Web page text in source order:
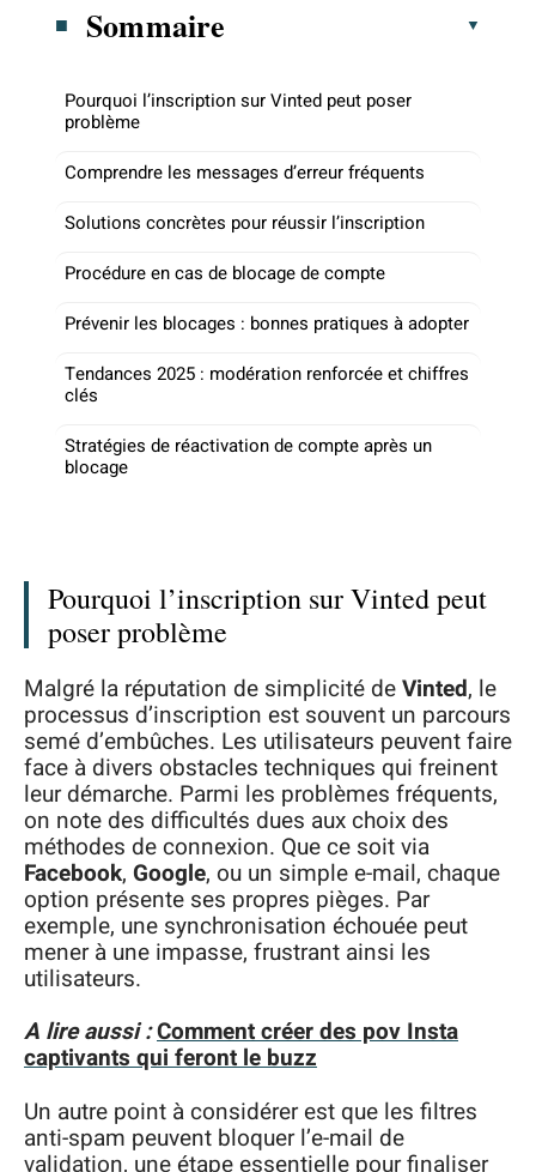
Sommaire
Pourquoi l’inscription sur Vinted peut poser
problème
Comprendre les messages d’erreur fréquents
Solutions concrètes pour réussir l’inscription
Procédure en cas de blocage de compte
Prévenir les blocages : bonnes pratiques à adopter
Tendances 2025 : modération renforcée et chiffres
clés
Stratégies de réactivation de compte après un
blocage
Pourquoi l’inscription sur Vinted peut
poser problème
Malgré la réputation de simplicité deVinted, le
processus d’inscription est souvent un parcours
semé d’embûches. Les utilisateurs peuvent faire
face à divers obstacles techniques qui freinent
leur démarche. Parmi les problèmes fréquents,
on note des difficultés dues aux choix des
méthodes de connexion. Que ce soit via
Facebook, Google, ou un simple e-mail, chaque
option présente ses propres pièges. Par
exemple, une synchronisation échouée peut
mener à une impasse, frustrant ainsi les
utilisateurs.
A lire aussi :Comment créer des pov Insta
captivants qui feront le buzz
Un autre point à considérer est que les filtres
anti-spam peuvent bloquer l’e-mail de
validation, une étape essentielle pour finaliser